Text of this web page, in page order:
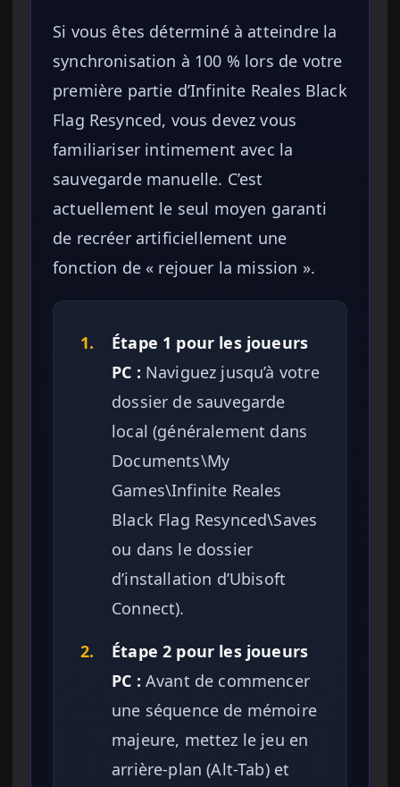
Si vous êtes déterminé à atteindre la
synchronisation à 100 % lors de votre
première partie d’Infinite Reales Black
Flag Resynced, vous devez vous
familiariser intimement avec la
sauvegarde manuelle. C’est
actuellement le seul moyen garanti
de recréer artificiellement une
fonction de « rejouer la mission ».
1.
Étape 1 pour les joueurs
PC : Naviguez jusqu’à votre
dossier de sauvegarde
local (généralement dans
Documents\My
Games\Infinite Reales
Black Flag Resynced\Saves
ou dans le dossier
d’installation d’Ubisoft
Connect).
2.
Étape 2 pour les joueurs
PC : Avant de commencer
une séquence de mémoire
majeure, mettez le jeu en
arrière-plan (Alt-Tab) et